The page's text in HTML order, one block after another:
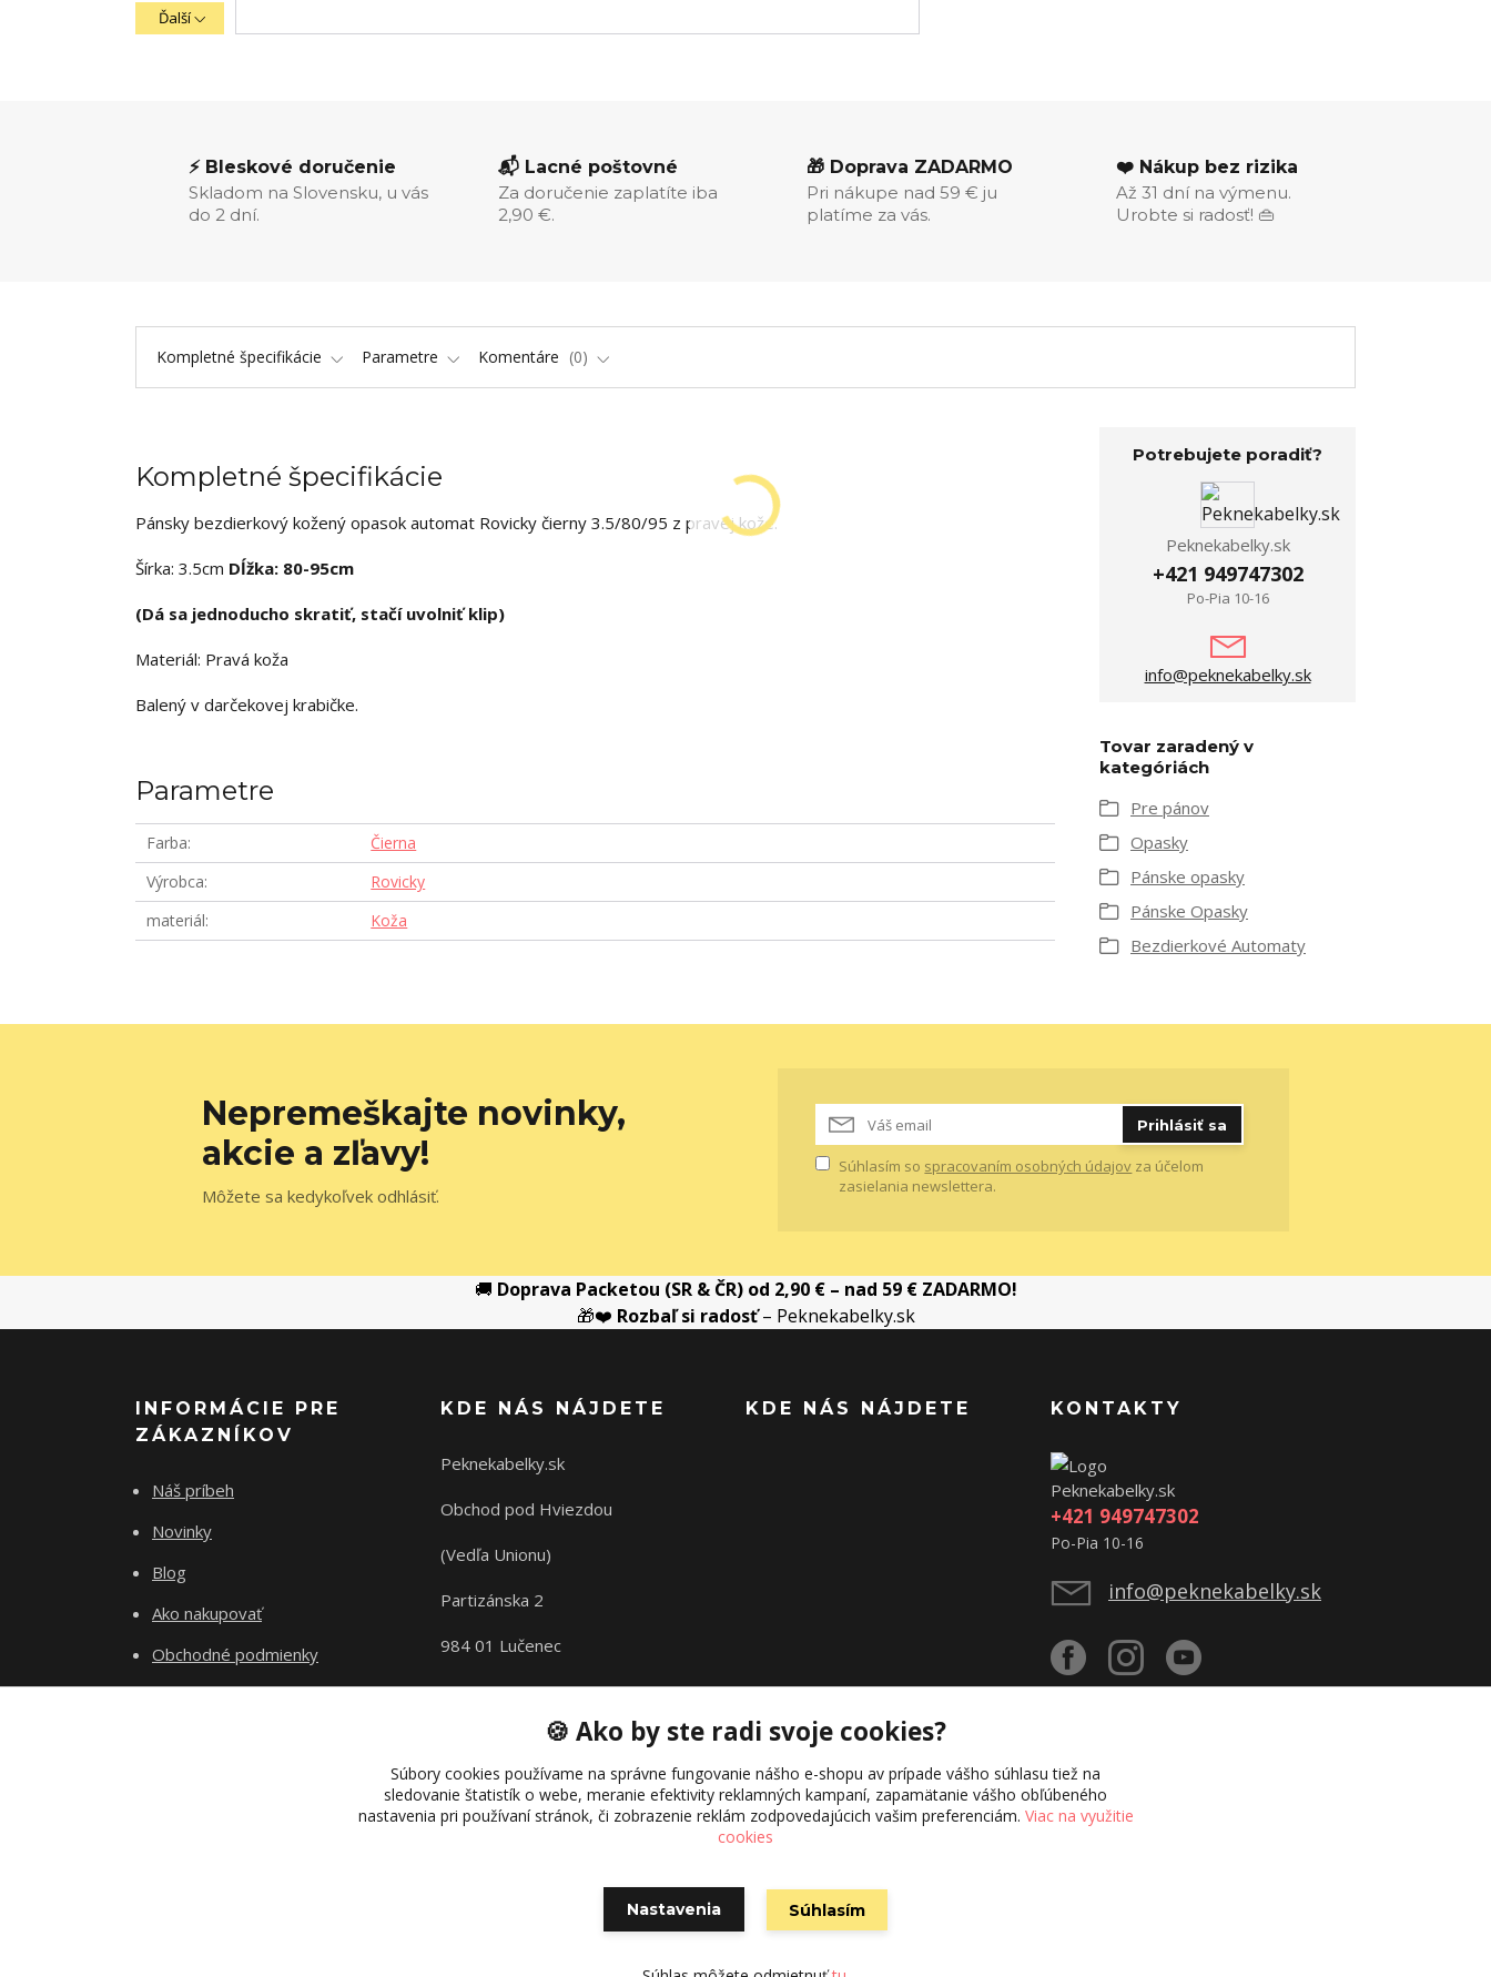
Ďalší
⚡ Bleskové doručenie
Skladom na Slovensku, u vás
do 2 dní.
📬 Lacné poštovné
Za doručenie zaplatíte iba
2,90 €.
🎁 Doprava ZADARMO
Pri nákupe nad 59 € ju
platíme za vás.
❤️ Nákup bez rizika
Až 31 dní na výmenu.
Urobte si radosť! 👜
Kompletné špecifikácie Parametre Komentáre 0
Kompletné špecifikácie
Pánsky bezdierkový kožený opasok automat Rovicky čierny 3.5/80/95 z pravej kože.
Šírka: 3.5cm Dĺžka: 80-95cm
(Dá sa jednoducho skratiť, stačí uvolniť klip)
Materiál: Pravá koža
Balený v darčekovej krabičke.
Parametre
Farba
Čierna
Výrobca
Rovicky
materiál
Koža
Potrebujete poradiť?
Peknekabelky.sk
+421 949747302
Po-Pia 10-16
info@peknekabelky.sk
Tovar zaradený v
kategóriách
Pre pánov
Opasky
Pánske opasky
Pánske Opasky
Bezdierkové Automaty
Nepremeškajte novinky,
akcie a zľavy!
Môžete sa kedykoľvek odhlásiť.
Prihlásiť sa
Súhlasím so spracovaním osobných údajov za účelom
zasielania newslettera.
🚚 Doprava Packetou (SR & ČR) od 2,90 € – nad 59 € ZADARMO!
🎁❤️ Rozbaľ si radosť– Peknekabelky.sk
INFORMÁCIE PRE
ZÁKAZNÍKOV
Náš príbeh
Novinky
Blog
Ako nakupovať
Obchodné podmienky
KDE NÁS NÁJDETE
Peknekabelky.sk
Obchod pod Hviezdou
(Vedľa Unionu)
Partizánska 2
984 01 Lučenec
KDE NÁS NÁJDETE KONTAKTY
Peknekabelky.sk
+421 949747302
Po-Pia 10-16
info@peknekabelky.sk
🍪 Ako by ste radi svoje cookies?
Súbory cookies používame na správne fungovanie nášho e-shopu av prípade vášho súhlasu tiež na
sledovanie štatistík o webe, meranie efektivity reklamných kampaní, zapamätanie vášho obľúbeného
nastavenia pri používaní stránok, či zobrazenie reklám zodpovedajúcich vašim preferenciám. Viac na využitie
cookies
Nastavenia Súhlasím